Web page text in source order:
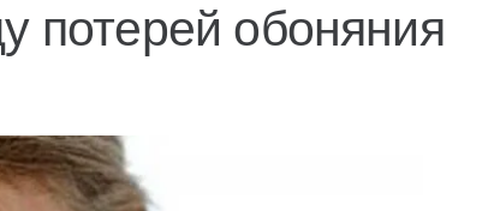
потерей обоняния